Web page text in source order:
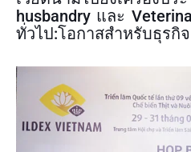
husbandry และ
ทั่วไป:โอกาสสำหรับธุรกิ